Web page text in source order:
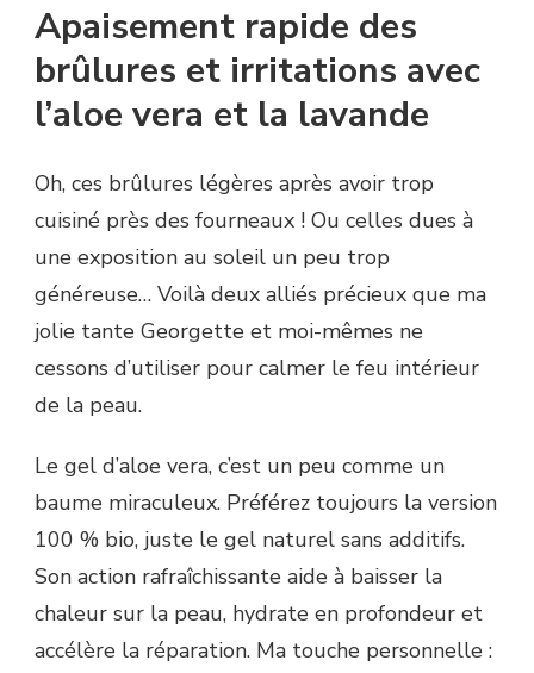
Apaisement rapide des
brûlures et irritations avec
l’aloe vera et la lavande
Oh, ces brûlures légères après avoir trop
cuisiné près des fourneaux ! Ou celles dues à
une exposition au soleil un peu trop
généreuse… Voilà deux alliés précieux que ma
jolie tante Georgette et moi-mêmes ne
cessons d’utiliser pour calmer le feu intérieur
de la peau.
Le gel d’aloe vera, c’est un peu comme un
baume miraculeux. Préférez toujours la version
100 % bio, juste le gel naturel sans additifs.
Son action rafraîchissante aide à baisser la
chaleur sur la peau, hydrate en profondeur et
accélère la réparation. Ma touche personnelle :